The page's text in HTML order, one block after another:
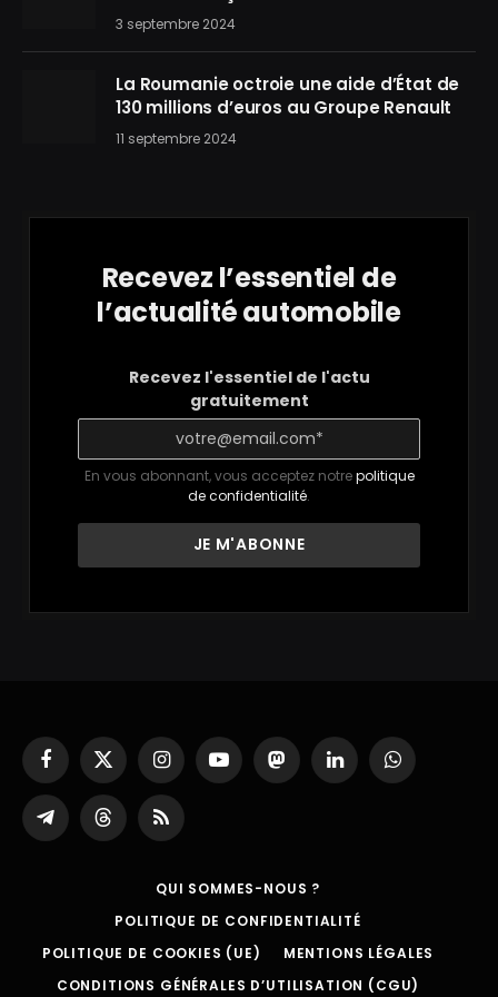
3 septembre 2024
La Roumanie octroie une aide d’État de
130 millions d’euros au Groupe Renault
11 septembre 2024
Recevez l’essentiel de
l’actualité automobile
Recevez l'essentiel de l'actu
gratuitement
En vous abonnant, vous acceptez notrepolitique
de confidentialité.
Facebook
X
(Twitter)
InstagramYouTubeMastodonLinkedInWhatsApp
Partager
sur
ThreadsRSS
QUI SOMMES-NOUS ?
POLITIQUE DE CONFIDENTIALITÉ
POLITIQUE DE COOKIES (UE)
MENTIONS LÉGALES
CONDITIONS GÉNÉRALES D’UTILISATION (CGU)